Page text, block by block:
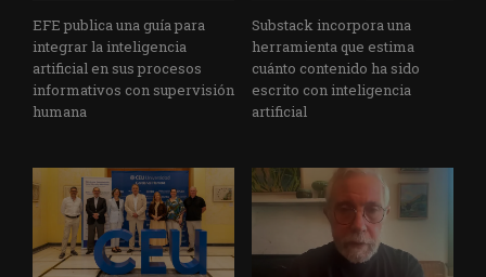
EFE publica una guía para
integrar la inteligencia
artificial en sus procesos
informativos con supervisión
humana
Substack incorpora una
herramienta que estima
cuánto contenido ha sido
escrito con inteligencia
artificial